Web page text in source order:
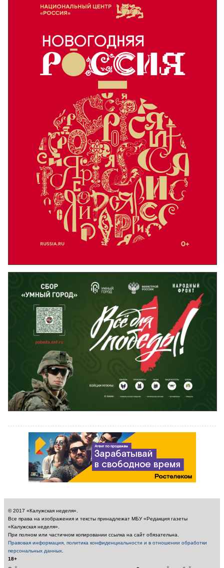
© 2017 «Калужская неделя».
Все права на изображения и тексты принадлежат МБУ «Редакция газеты
«Калужская неделя».
При полном или частичном копировании ссылка на сайт обязательна.
Правовая информация, политика конфиденциальности и в отношении обработки
персональных данных
18+